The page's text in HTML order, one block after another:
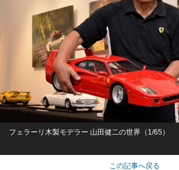
フェラーリ木製モデラー 山田健二の世界（1/65）
この記事へ戻る